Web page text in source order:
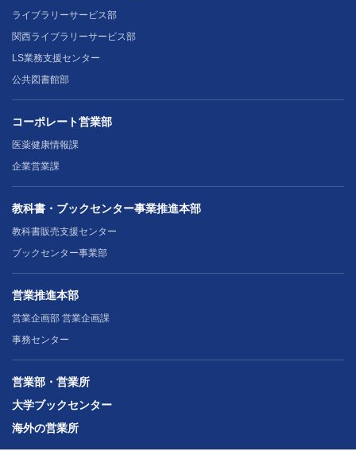
ライブラリーサービス部
関西ライブラリーサービス部
LS業務支援センター
公共図書館部
コーポレート営業部
医薬健康情報課
企業営業課
教科書・ブックセンター事業推進本部
教科書販売支援センター
ブックセンター事業部
営業推進本部
営業企画部 営業企画課
事務センター
営業部・営業所
大学ブックセンター
海外の営業所